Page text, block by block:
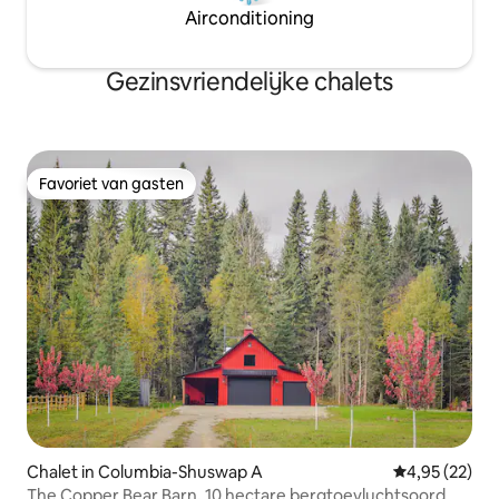
Airconditioning
Gezinsvriendelijke chalets
Favoriet van gasten
Favoriet van gasten
Chalet in Columbia-Shuswap A Gemiddelde
4,95 (22)
The Copper Bear Barn, 10 hectare bergtoevluchtsoord